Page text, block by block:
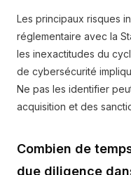
Les principaux risques
réglementaire avec la
les inexactitudes du
de cybersécurité
Ne pas les identifier
acquisition et des
Combien de
due diligence